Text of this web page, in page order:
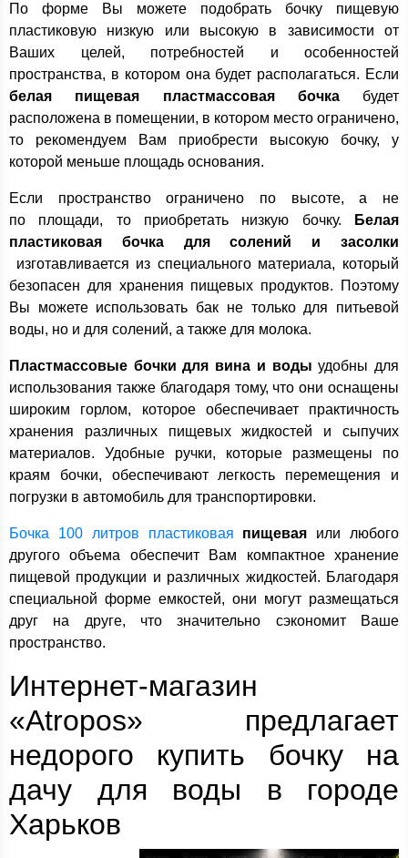
По форме Вы можете подобрать бочку пищевую
пластиковую низкую или высокую в зависимости от
Ваших целей, потребностей и особенностей
пространства, в котором она будет располагаться. Если
белая пищевая пластмассовая бочкабудет
расположена в помещении, в котором место ограничено,
то рекомендуем Вам приобрести высокую бочку, у
которой меньше площадь основания.
Если пространство ограничено по высоте, а не
по площади, то приобретать низкую бочку.
Белая
пластиковая бочка для солений и засолки
изготавливается из специального материала, который
безопасен для хранения пищевых продуктов. Поэтому
Вы можете использовать бак не только для питьевой
воды, но и для солений, а также для молока.
Пластмассовые бочки для вина и воды удобны для
использования также благодаря тому, что они оснащены
широким горлом, которое обеспечивает практичность
хранения различных пищевых жидкостей и сыпучих
материалов. Удобные ручки, которые размещены по
краям бочки, обеспечивают легкость перемещения и
погрузки в автомобиль для транспортировки.
Бочка 100 литров пластиковая пищевая или любого
другого объема обеспечит Вам компактное хранение
пищевой продукции и различных жидкостей. Благодаря
специальной форме емкостей, они могут размещаться
друг на друге, что значительно сэкономит Ваше
пространство.
Интернет-магазин
«Atropos» предлагает
недорого купить бочку на
дачу для воды в городе
Харьков